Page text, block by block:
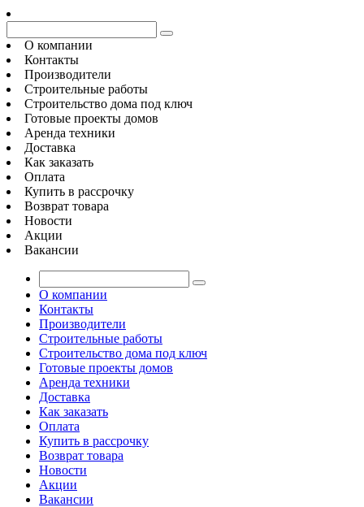
О компании
Контакты
Производители
Строительные работы
Строительство дома под ключ
Готовые проекты домов
Аренда техники
Доставка
Как заказать
Оплата
Купить в рассрочку
Возврат товара
Новости
Акции
Вакансии
О компании
Контакты
Производители
Строительные работы
Строительство дома под ключ
Готовые проекты домов
Аренда техники
Доставка
Как заказать
Оплата
Купить в рассрочку
Возврат товара
Новости
Акции
Вакансии